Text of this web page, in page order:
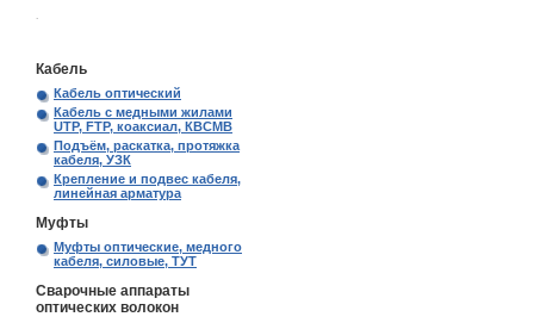
.
Кабель
Кабель оптический
Кабель с медными жилами
UTP, FTP, коаксиал, КВСМВ
Подъём, раскатка, протяжка
кабеля, УЗК
Крепление и подвес кабеля,
линейная арматура
Муфты
Муфты оптические, медного
кабеля, силовые, ТУТ
Сварочные аппараты
оптических волокон